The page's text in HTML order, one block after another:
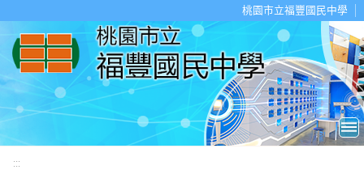
桃園市立福豐國民中學
:::